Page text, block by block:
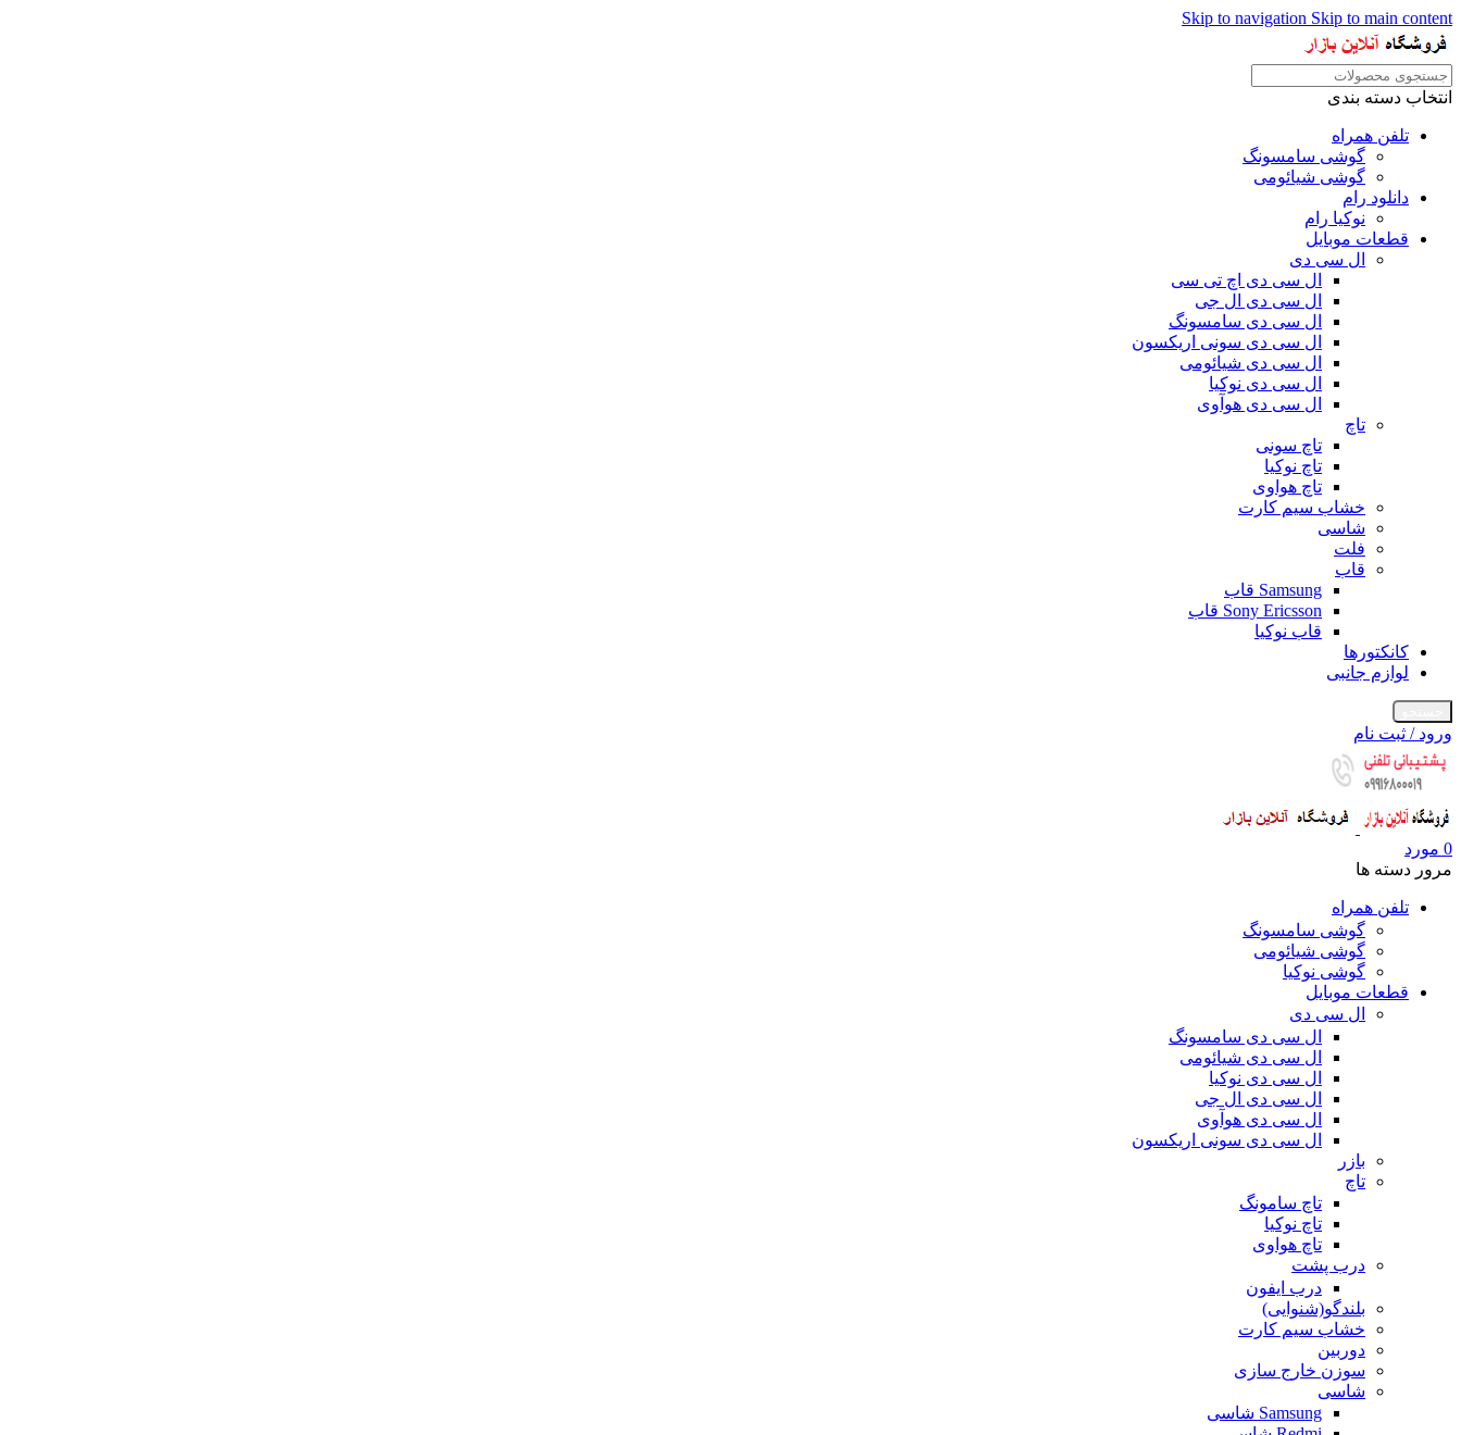
Skip to navigation Skip to main content
انتخاب دسته بندی
تلفن همراه
گوشی سامسونگ
گوشی شیائومی
دانلود رام
نوکیا رام
قطعات موبایل
ال سی دی
ال سی دی اچ تی سی
ال سی دی ال جی
ال سی دی سامسونگ
ال سی دی سونی اریکسون
ال سی دی شیائومی
ال سی دی نوکیا
ال سی دی هوآوی
تاچ
تاچ سونی
تاچ نوکیا
تاچ هواوی
خشاب سیم کارت
شاسی
فلت
قاب
Samsung قاب
Sony Ericsson قاب
قاب نوکیا
کانکتورها
لوازم جانبی
ورود / ثبت نام
0 مورد
مرور دسته ها
تلفن همراه
گوشی سامسونگ
گوشی شیائومی
گوشی نوکیا
قطعات موبایل
ال سی دی
ال سی دی سامسونگ
ال سی دی شیائومی
ال سی دی نوکیا
ال سی دی ال جی
ال سی دی هوآوی
ال سی دی سونی اریکسون
بازر
تاچ
تاچ سامونگ
تاچ نوکیا
تاچ هواوی
درب پشت
درب ایفون
بلندگو(شنوایی)
خشاب سیم کارت
دوربین
سوزن خارج سازی
شاسی
Samsung شاسی